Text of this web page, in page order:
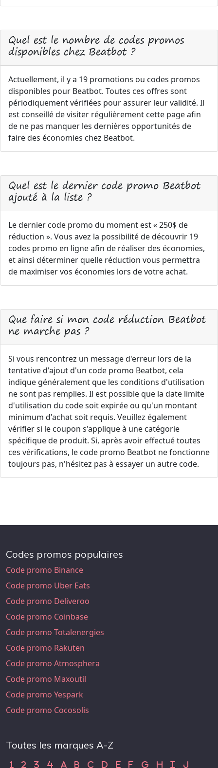
Quel est le nombre de codes promos
disponibles chez Beatbot ?
Actuellement, il y a 19 promotions ou codes promos
disponibles pour Beatbot. Toutes ces offres sont
périodiquement vérifiées pour assurer leur validité. Il
est conseillé de visiter régulièrement cette page afin
de ne pas manquer les dernières opportunités de
faire des économies chez Beatbot.
Quel est le dernier code promo Beatbot
ajouté à la liste ?
Le dernier code promo du moment est « 250$ de
réduction ». Vous avez la possibilité de découvrir 19
codes promo en ligne afin de réaliser des économies,
et ainsi déterminer quelle réduction vous permettra
de maximiser vos économies lors de votre achat.
Que faire si mon code réduction Beatbot
ne marche pas ?
Si vous rencontrez un message d'erreur lors de la
tentative d'ajout d'un code promo Beatbot, cela
indique généralement que les conditions d'utilisation
ne sont pas remplies. Il est possible que la date limite
d'utilisation du code soit expirée ou qu'un montant
minimum d'achat soit requis. Veuillez également
vérifier si le coupon s'applique à une catégorie
spécifique de produit. Si, après avoir effectué toutes
ces vérifications, le code promo Beatbot ne fonctionne
toujours pas, n'hésitez pas à essayer un autre code.
Codes promos populaires
Code promo Binance
Code promo Uber Eats
Code promo Deliveroo
Code promo Coinbase
Code promo Totalenergies
Code promo Rakuten
Code promo Atmosphera
Code promo Maxoutil
Code promo Yespark
Code promo Cocosolis
Toutes les marques A-Z
1 Code Promo 1
2 Code Promo 2
3 Code Promo 3
4Code Promo 4
ACode Promo A
B Code Promo B
C Code Promo C
D Code Promo D
ECode Promo E
FCode Promo F
G Code Promo G
HCode Promo H
ICode
J